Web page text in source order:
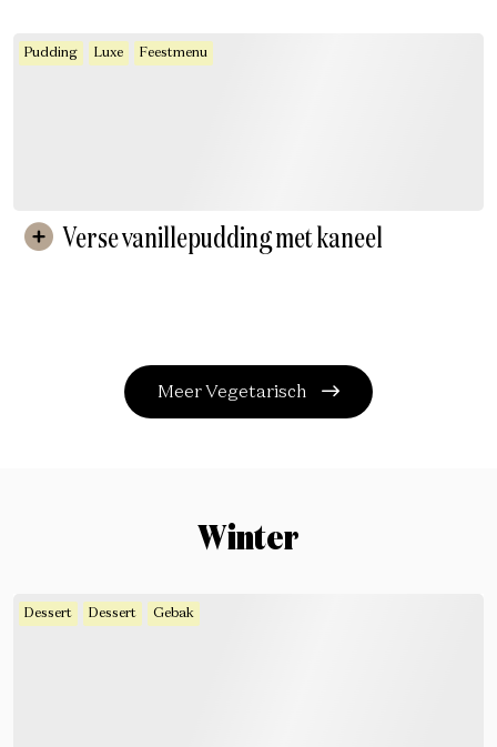
Pudding Luxe Feestmenu
Verse vanillepudding met kaneel
Meer Vegetarisch
Winter
Dessert Dessert Gebak